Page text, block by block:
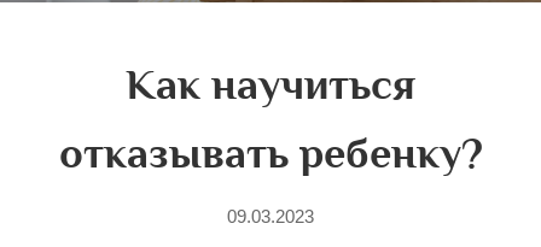
Как научиться
отказывать ребенку?
09.03.2023